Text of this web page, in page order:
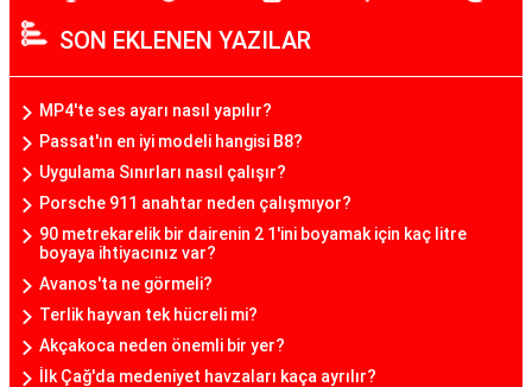
SON EKLENEN YAZILAR
MP4'te ses ayarı nasıl yapılır?
Passat'ın en iyi modeli hangisi B8?
Uygulama Sınırları nasıl çalışır?
Porsche 911 anahtar neden çalışmıyor?
90 metrekarelik bir dairenin 2 1'ini boyamak için kaç litre
boyaya ihtiyacınız var?
Avanos'ta ne görmeli?
Terlik hayvan tek hücreli mi?
Akçakoca neden önemli bir yer?
İlk Çağ'da medeniyet havzaları kaça ayrılır?